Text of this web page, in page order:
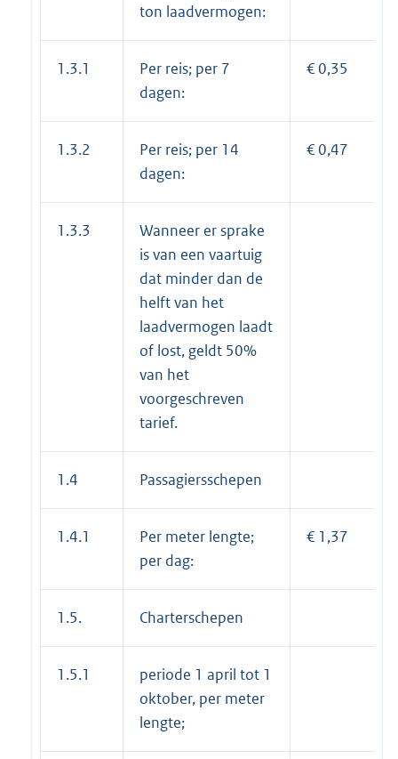
ton laadvermogen:
1.3.1
Per reis; per 7
dagen:
€ 0,35
1.3.2
Per reis; per 14
dagen:
€ 0,47
1.3.3
Wanneer er sprake
is van een vaartuig
dat minder dan de
helft van het
laadvermogen laadt
of lost, geldt 50%
van het
voorgeschreven
tarief.
1.4 Passagiersschepen
1.4.1
Per meter lengte;
per dag:
€ 1,37
1.5. Charterschepen
1.5.1
periode 1 april tot 1
oktober, per meter
lengte;